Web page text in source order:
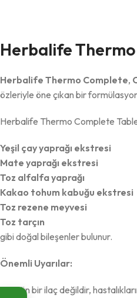
Herbalife
Herbalife Thermo Complete,
özleriyle öne çıkan bir
Herbalife Thermo Complete
Yeşil çay yaprağı ekstresi
Mate yaprağı ekstresi
Toz alfalfa yaprağı
Kakao tohum kabuğu ekstresi
Toz rezene meyvesi
Toz tarçın
gibi doğal bileşenler bulunur.
Önemli Uyarılar:
Bu ürün bir ilaç değildir,